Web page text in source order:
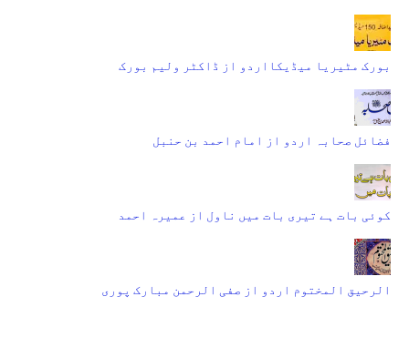
بورک مٹیریا میڈیکااردو از ڈاکٹر ولیم بورک
فضائل صحابہ اردو از امام احمد بن حنبل
کوئی بات ہے تیری بات میں ناول از عمیرہ احمد
الرحیق المختوم اردو از صفی الرحمن مبارک پوری